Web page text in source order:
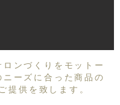
ロンづくりをモットー
ニーズに合った商品の
提供を致します。